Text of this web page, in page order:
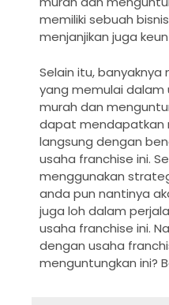
memiliki sebuah
menjanjikan juga
Selain itu,
yang memulai dalam
murah dan
dapat mendapatkan
langsung dengan
usaha franchise ini.
menggunakan
anda pun nantinya
juga loh dalam
usaha franchise ini.
dengan usaha
menguntungkan ini?